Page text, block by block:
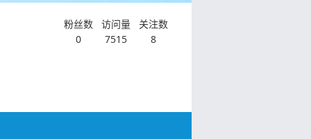
粉丝数
0
访问量
7515
关注数
8